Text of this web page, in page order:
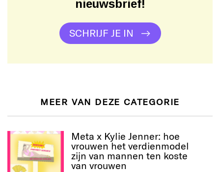
nieuwsbrief!
SCHRIJF JE IN
MEER VAN DEZE CATEGORIE
Meta x Kylie Jenner: hoe
vrouwen het verdienmodel
zijn van mannen ten koste
van vrouwen